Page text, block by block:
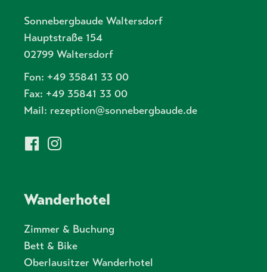
Sonnebergbaude Waltersdorf
Hauptstraße 154
02799 Waltersdorf
Fon: +49 35841 33 00
Fax: +49 35841 33 00
Mail: rezeption@sonnebergbaude.de
Facebook
Wanderhotel
Zimmer & Buchung
Bett & Bike
Oberlausitzer Wanderhotel